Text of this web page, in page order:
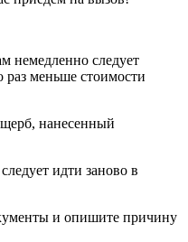
немедленно следует
раз меньше стоимости
нанесенный
идти заново в
и опишите причину